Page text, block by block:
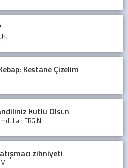
Kestane Çizelim
Kutlu Olsun
ERGİN
zihniyeti